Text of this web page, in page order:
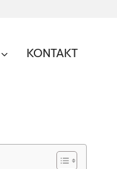
KONTAKT